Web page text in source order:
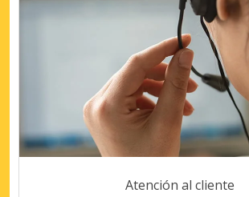
Atención al cliente